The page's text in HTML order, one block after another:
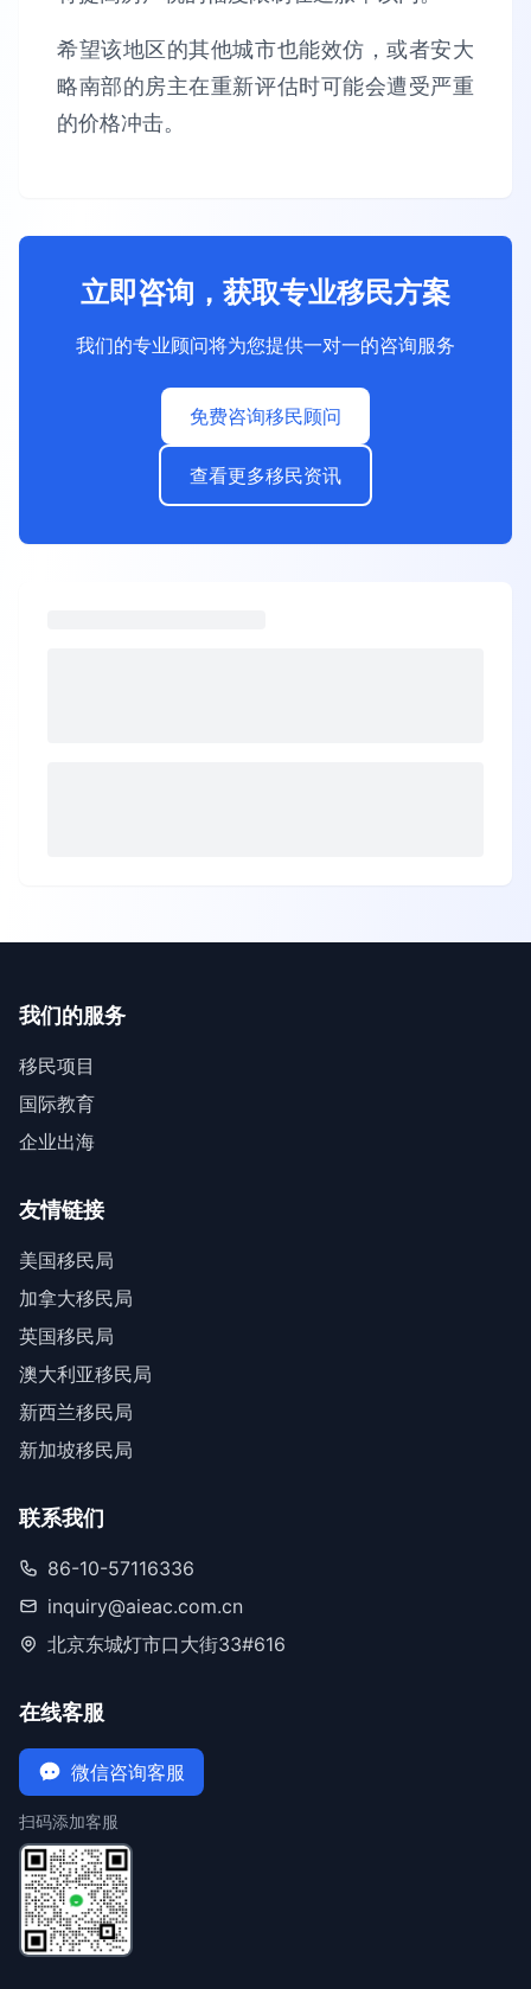
希望该地区的其他城市也能效仿，或者安大
略南部的房主在重新评估时可能会遭受严重
的价格冲击。
立即咨询，获取专业移民方案
我们的专业顾问将为您提供一对一的咨询服务
免费咨询移民顾问
查看更多移民资讯
我们的服务
移民项目
国际教育
企业出海
友情链接
美国移民局
加拿大移民局
英国移民局
澳大利亚移民局
新西兰移民局
新加坡移民局
联系我们
86-10-57116336
inquiry@aieac.com.cn
北京东城灯市口大街33#616
在线客服
微信咨询客服
扫码添加客服